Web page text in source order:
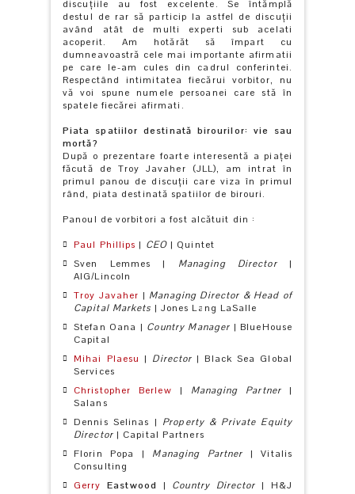
discuţiile au fost excelente. Se întămplă
destul de rar să particip la astfel de discuţii
având atât de multi experti sub acelati
acoperit. Am hotărăt să împart cu
dumneavoastră cele mai importante afirmatii
pe care le-am cules din cadrul conferintei.
Respectând intimitatea fiecărui vorbitor, nu
vă voi
spune numele persoanei care stă în
spatele fiecărei afirmati.
Piata spatiilor destinată birourilor: vie sau
mortă?
După o prezentare foarte interesentă a piaţei
făcută de Troy Javaher (JLL), am intrat în
primul panou de discuţii care viza în primul
rând, piata destinată spatiilor de birouri.
Panoul de vorbitori a fost alcătuit din :
Paul Phillips | CEO| Quintet
Sven Lemmes | Managing Director|
AIG/Lincoln
Troy Javaher | Managing Director & Head of
Capital Markets | Jones Lang LaSalle
Stefan Oana | Country Manager | BlueHouse
Capital
Mihai Plaesu | Director | Black Sea Global
Services
Christopher Berlew | Managing Partner|
Salans
Dennis Selinas | Property & Private Equity
Director| Capital Partners
Florin Popa | Managing Partner | Vitalis
Consulting
Gerry Eastwood | Country Director | H&J